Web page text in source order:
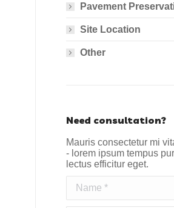
Pavement
Site Location
Other
Need consultation?
Mauris consectetur mi
- lorem ipsum tempus
lectus efficitur eget.